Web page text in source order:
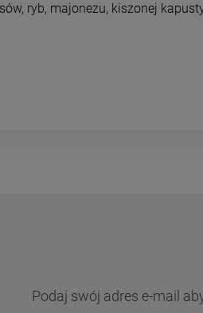
ryb, majonezu, kiszonej
Podaj swój adres e-mail